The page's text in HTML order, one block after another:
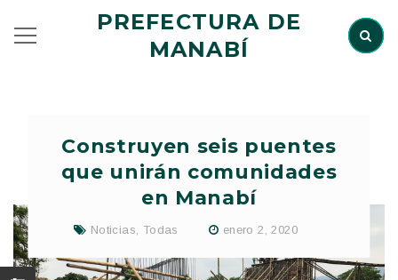
PREFECTURA DE
MANABÍ
Construyen seis puentes
que unirán comunidades
en Manabí
Noticias Todas enero 2, 2020